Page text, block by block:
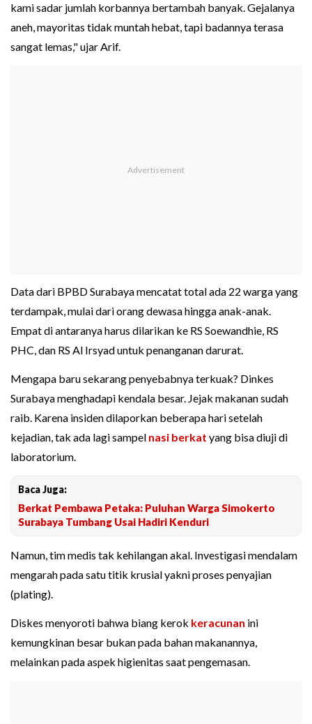
kami sadar jumlah korbannya bertambah banyak. Gejalanya
aneh, mayoritas tidak muntah hebat, tapi badannya terasa
sangat lemas," ujar Arif.
Data dari BPBD Surabaya mencatat total ada 22 warga yang
terdampak, mulai dari orang dewasa hingga anak-anak.
Empat di antaranya harus dilarikan ke RS Soewandhie, RS
PHC, dan RS Al Irsyad untuk penanganan darurat.
Mengapa baru sekarang penyebabnya terkuak? Dinkes
Surabaya menghadapi kendala besar. Jejak makanan sudah
raib. Karena insiden dilaporkan beberapa hari setelah
kejadian, tak ada lagi sampel nasi berkat yang bisa diuji di
laboratorium.
Baca Juga:
Berkat Pembawa Petaka: Puluhan Warga Simokerto
Surabaya Tumbang Usai Hadiri Kenduri
Namun, tim medis tak kehilangan akal. Investigasi mendalam
mengarah pada satu titik krusial yakni proses penyajian
(plating).
Diskes menyoroti bahwa biang kerok keracunan ini
kemungkinan besar bukan pada bahan makanannya,
melainkan pada aspek higienitas saat pengemasan.